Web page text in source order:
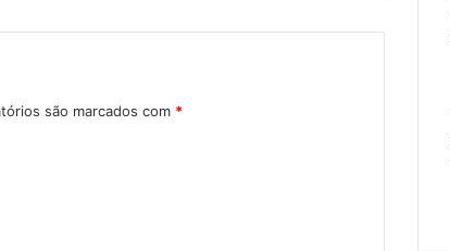
são marcados com *